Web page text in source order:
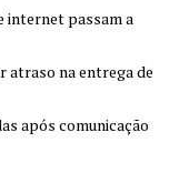
internet passam a
atraso na entrega de
após comunicação